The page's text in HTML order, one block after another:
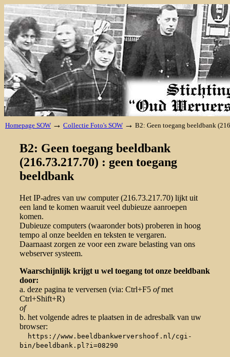
Homepage SOW → Collectie Foto's SOW → B2: Geen toegang beeldbank
B2: Geen toegang beeldbank
(216.73.217.70) : geen toegang
beeldbank
Het IP-adres van uw computer (216.73.217.70) lijkt uit
een land te komen waaruit veel dubieuze aanroepen
komen.
Dubieuze computers (waaronder bots) proberen in hoog
tempo al onze beelden en teksten te vergaren.
Daarnaast zorgen ze voor een zware belasting van ons
webserver systeem.
Waarschijnlijk krijgt u wel toegang tot onze beeldbank
door:
a. deze pagina te verversen (via: Ctrl+F5 ofmet
Ctrl+Shift+R)
of
b. het volgende adres te plaatsen in de adresbalk van uw
browser:
https://www.beeldbankwervershoof.nl/cgi-
bin/beeldbank.pl?i=08290